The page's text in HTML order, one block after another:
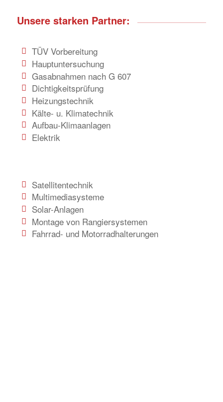
Unsere starken Partner:
TÜV Vorbereitung
Hauptuntersuchung
Gasabnahmen nach G 607
Dichtigkeitsprüfung
Heizungstechnik
Kälte- u. Klimatechnik
Aufbau-Klimaanlagen
Elektrik
Satellitentechnik
Multimediasysteme
Solar-Anlagen
Montage von Rangiersystemen
Fahrrad- und Motorradhalterungen